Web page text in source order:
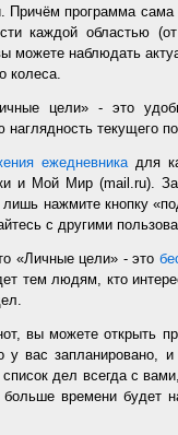
Причём программа
каждой областью
можете наблюдать
колеса.
цели» - это
наглядность текущего
ежедневникадля
и Мой Мир (mail.ru).
лишь нажмите кнопку
с другими
«Личные цели» - это
тем людям, кто
вы можете открыть
у вас запланировано,
дел всегда с
времени будет